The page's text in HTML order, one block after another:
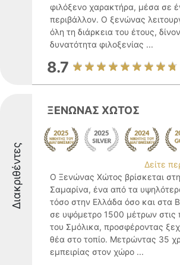
φιλόξενο χαρακτήρα, μέσα σε
περιβάλλον. Ο ξενώνας
όλη τη διάρκεια του έτους,
δυνατότητα φιλοξενίας ...
8.7
Διακριθέντες
ΞΕΝΩΝΑΣ ΧΩΤΟΣ
Δείτε
Ο Ξενώνας Χώτος βρίσκεται
Σαμαρίνα, ένα από τα
τόσο στην Ελλάδα όσο και στα
σε υψόμετρο 1500 μέτρων στις
του Σμόλικα, προσφέροντας
θέα στο τοπίο. Μετρώντας 35
εμπειρίας στον χώρο ...